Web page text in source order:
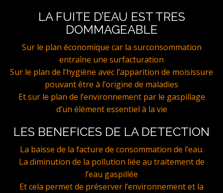
LA FUITE D’EAU EST TRES
DOMMAGEABLE
Sur le plan économique car la surconsommation
entraîne une surfacturation
Sur le plan de l’hygiène avec l’apparition de moisissure
pouvant être à l’origine de maladies
Et sur le plan de l’environnement par le gaspillage
d’un élément essentiel à la vie
LES BENEFICES DE LA DETECTION
La baisse de la facture de consommation de l’eau.
La diminution de la pollution liée au traitement de
l’eau gaspillée
Et cela permet de préserver l’environnement et la